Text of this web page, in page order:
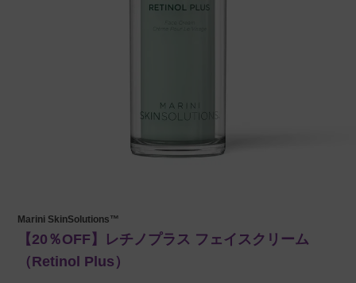
Marini SkinSolutions™
【20％OFF】レチノプラス フェイスクリーム
（Retinol Plus）